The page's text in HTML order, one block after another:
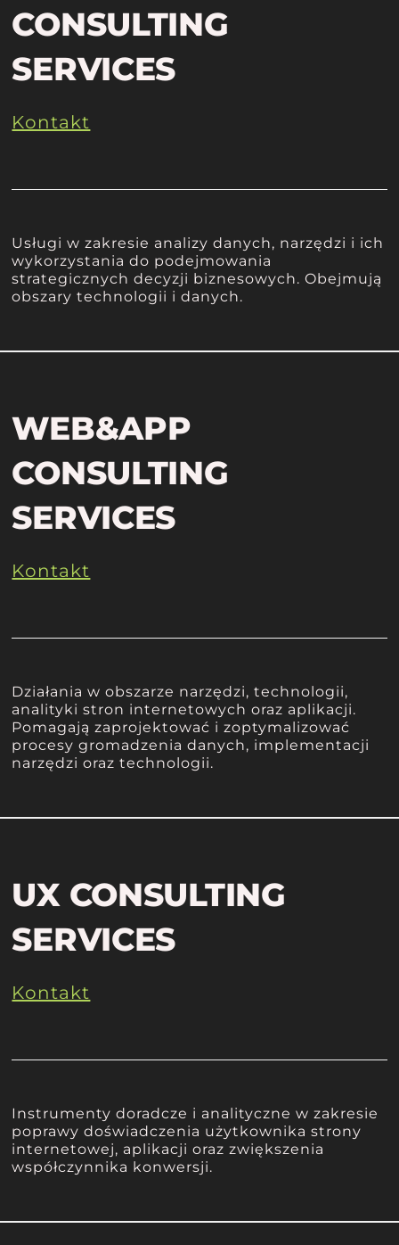
CONSULTING
SERVICES
Kontakt
Usługi w zakresie analizy danych, narzędzi i ich
wykorzystania do podejmowania
strategicznych decyzji biznesowych. Obejmują
obszary technologii i danych.
WEB&APP
CONSULTING
SERVICES
Kontakt
Działania w obszarze narzędzi, technologii,
analityki stron internetowych oraz aplikacji.
Pomagają zaprojektować i zoptymalizować
procesy gromadzenia danych, implementacji
narzędzi oraz technologii.
UX CONSULTING
SERVICES
Kontakt
Instrumenty doradcze i analityczne w zakresie
poprawy doświadczenia użytkownika strony
internetowej, aplikacji oraz zwiększenia
współczynnika konwersji.